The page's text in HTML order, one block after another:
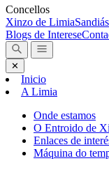
Concellos
Xinzo de LimiaSandiás
Blogs de Interese
✕
Inicio
A Limia
Onde estamos
O Entroido de
Enlaces de
Máquina do